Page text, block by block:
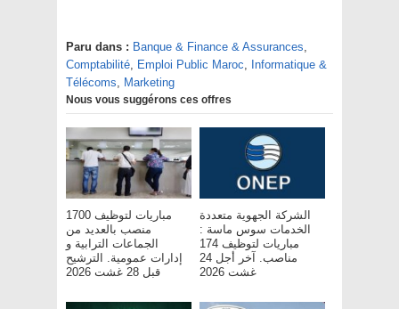
Paru dans : Banque & Finance & Assurances,
Comptabilité, Emploi Public Maroc, Informatique &
Télécoms, Marketing
Nous vous suggérons ces offres
مباريات لتوظيف 1700
منصب بالعديد من
الجماعات الترابية و
إدارات عمومية. الترشيح
قبل 28 غشت 2026
الشركة الجهوية متعددة
الخدمات سوس ماسة :
مباريات لتوظيف 174
مناصب. آخر أجل 24
غشت 2026